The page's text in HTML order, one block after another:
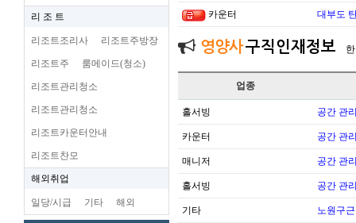
리 조 트
리조트조리사 리조트주방장
리조트주 룸메이드(청소)
리조트관리청소
리조트관리청소
리조트카운터안내
리조트찬모
해외취업
일당/시급 기타 해외
카운터 대부도
영양사구직인재정보
업종
홀서빙 공간 관
카운터 공간 관
매니저 공간 관
홀서빙 공간 관
기타 노원구